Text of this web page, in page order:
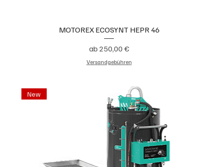
MOTOREX ECOSYNT HEPR 46
ab 250,00 €
Sale-Preis
Versandgebühren
New